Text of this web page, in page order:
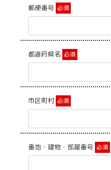
郵便番号 必須
都道府県名 必須
市区町村 必須
番地・建物・部屋番号 必須